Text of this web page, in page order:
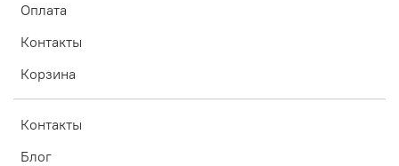
Оплата
Контакты
Корзина
Контакты
Блог